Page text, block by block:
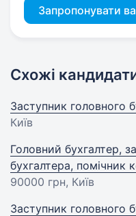
Запропонувати
Схожі
Заступник головного
Київ
Головний бухгалтер,
бухгалтера, помічник
90000 грн, Київ
Заступник головного